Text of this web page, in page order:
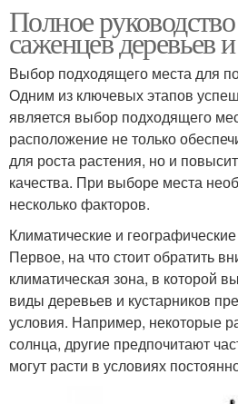
Полное
саженцев деревьев
Выбор подходящего места для
Одним из ключевых этапов
является выбор подходящего
расположение не только
для роста растения, но и
качества. При выборе места
несколько факторов.
Климатические и
Первое, на что стоит обратить
климатическая зона, в которой
виды деревьев и кустарников
условия. Например, некоторые
солнца, другие предпочитают
могут расти в условиях